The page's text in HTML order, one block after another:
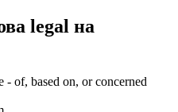
legal на
- of, based on, or concerned